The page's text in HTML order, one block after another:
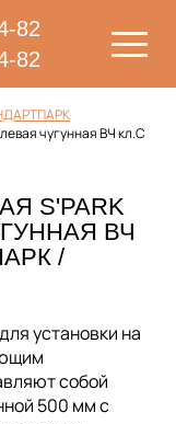
82
82
чугунная ВЧ кл.С
S'PARK
ВЧ
/
установки на
собой
500 мм с